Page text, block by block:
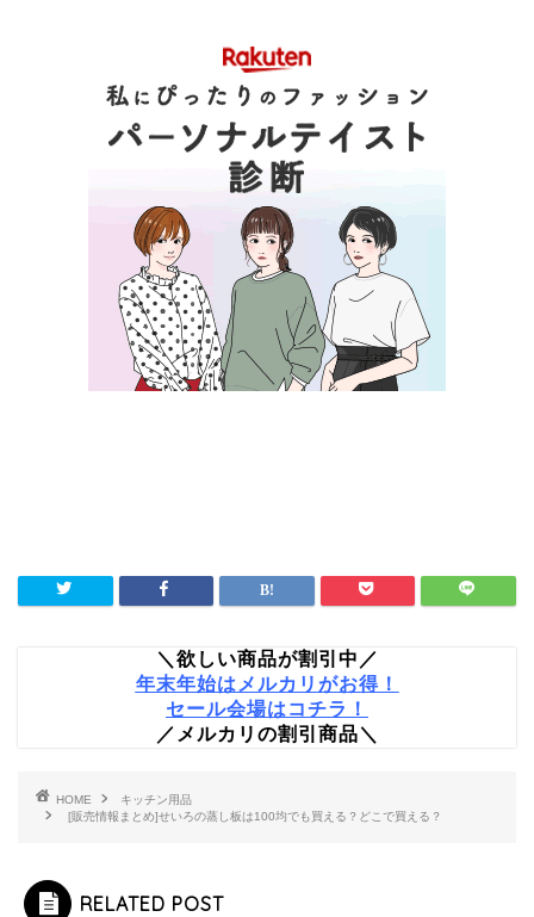
＼欲しい商品が割引中／
年末年始はメルカリがお得！
セール会場はコチラ！
／メルカリの割引商品＼
HOME
キッチン用品
[販売情報まとめ]せいろの蒸し板は100均でも買える？どこで買える？
RELATED POST